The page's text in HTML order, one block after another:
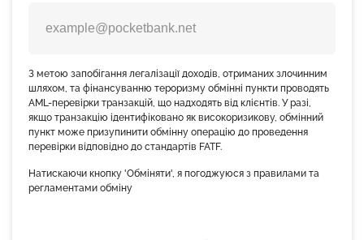
З метою запобігання легалізації доходів, отриманих злочинним
шляхом, та фінансуванню тероризму обмінні пункти проводять
AML-перевірки транзакцій, що надходять від клієнтів. У разі,
якщо транзакцію ідентифіковано як високоризикову, обмінний
пункт може призупинити обмінну операцію до проведення
перевірки відповідно до стандартів FATF.
Натискаючи кнопку 'Обміняти', я погоджуюся з правилами та
регламентами обміну